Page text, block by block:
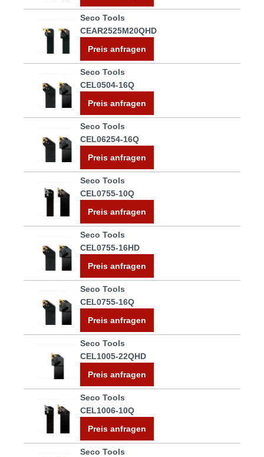
Seco Tools
CEAR2525M20QHD
Preis anfragen
Seco Tools
CEL0504-16Q
Preis anfragen
Seco Tools
CEL06254-16Q
Preis anfragen
Seco Tools
CEL0755-10Q
Preis anfragen
Seco Tools
CEL0755-16HD
Preis anfragen
Seco Tools
CEL0755-16Q
Preis anfragen
Seco Tools
CEL1005-22QHD
Preis anfragen
Seco Tools
CEL1006-10Q
Preis anfragen
Seco Tools